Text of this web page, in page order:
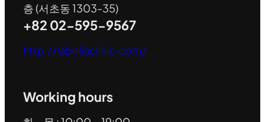
층 (서초동 1303-35)
+82 02-595-9567
http://labellaclinic.com/
Working hours